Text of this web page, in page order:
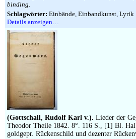
binding.
Schlagwörter: Einbände, Einbandkunst, Lyrik
Details anzeigen…
(Gottschall, Rudolf Karl v.). Lieder der
Theodor Theile 1842. 8°. 116 S., [1] Bl.
goldgepr. Rückenschild und dezenter